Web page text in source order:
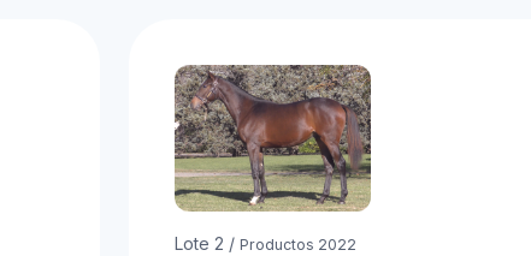
Lote 2 /Productos 2022